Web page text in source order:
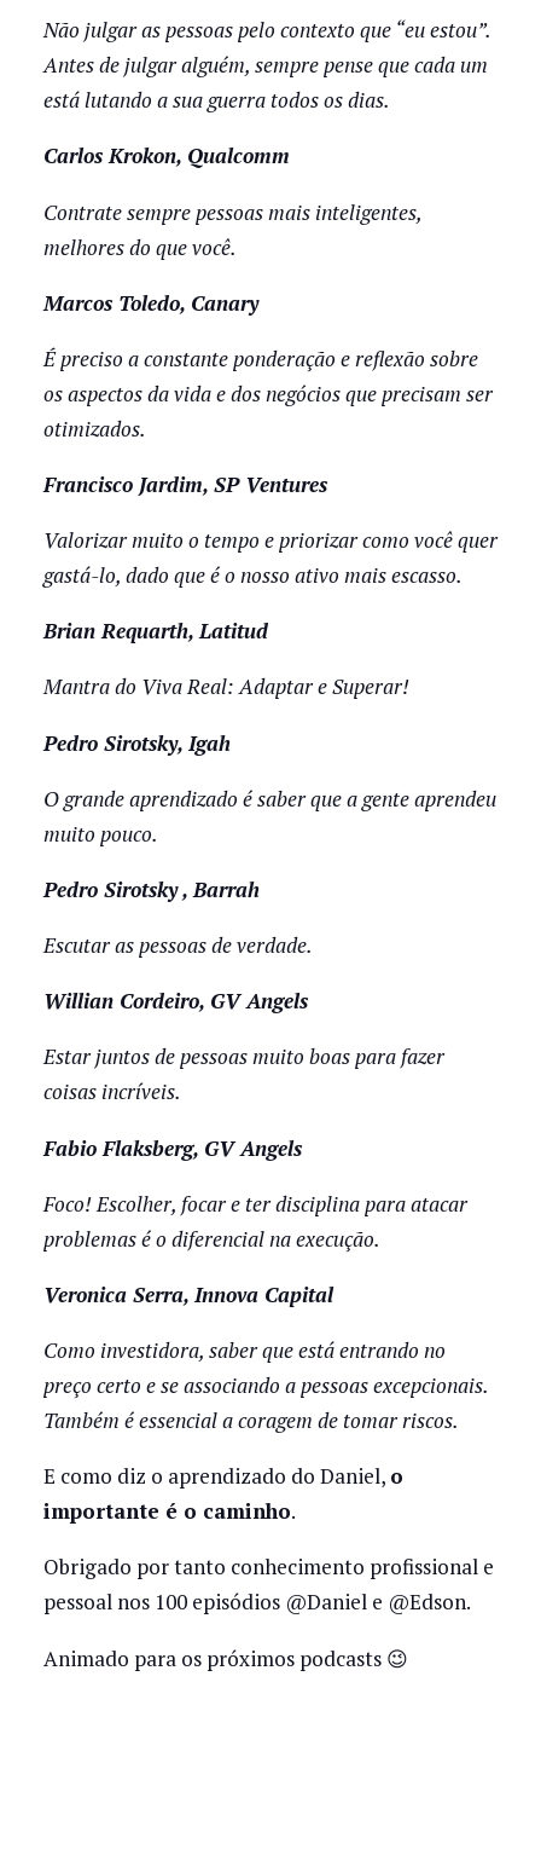
Não julgar as pessoas pelo contexto que “eu estou”.
Antes de julgar alguém, sempre pense que cada um
está lutando a sua guerra todos os dias.
Carlos Krokon, Qualcomm
Contrate sempre pessoas mais inteligentes,
melhores do que você.
Marcos Toledo, Canary
É preciso a constante ponderação e reflexão sobre
os aspectos da vida e dos negócios que precisam ser
otimizados.
Francisco Jardim, SP Ventures
Valorizar muito o tempo e priorizar como você quer
gastá-lo, dado que é o nosso ativo mais escasso.
Brian Requarth, Latitud
Mantra do Viva Real: Adaptar e Superar!
Pedro Sirotsky, Igah
O grande aprendizado é saber que a gente aprendeu
muito pouco.
Pedro Sirotsky , Barrah
Escutar as pessoas de verdade.
Willian Cordeiro, GV Angels
Estar juntos de pessoas muito boas para fazer
coisas incríveis.
Fabio Flaksberg, GV Angels
Foco! Escolher, focar e ter disciplina para atacar
problemas é o diferencial na execução.
Veronica Serra, Innova Capital
Como investidora, saber que está entrando no
preço certo e se associando a pessoas excepcionais.
Também é essencial a coragem de tomar riscos.
E como diz o aprendizado do Daniel, o
importante é o caminho.
Obrigado por tanto conhecimento profissional e
pessoal nos 100 episódios @Daniel e @Edson.
Animado para os próximos podcasts 😉